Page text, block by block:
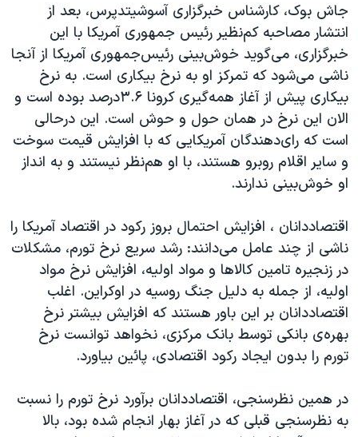
جاش بوک، کارشناس خبرگزاری آسوشیتدپرس، بعد از
انتشار مصاحبه کم‌نظیر رئیس جمهوری آمریکا با این
خبرگزاری، می‌گوید خوش‌بینی‌ رئیس‌جمهوری آمریکا از آنجا
ناشی می‌شود که تمرکز او به نرخ بیکاری است. به نرخ
بیکاری پیش از آغاز همه‌گیری کرونا ۳.۶درصد بوده است و
الان این نرخ در همان حول و حوش است. این درحالی
است که رای‌دهندگان آمریکایی که با افزایش قیمت‌ سوخت
و سایر اقلام روبرو هستند، با او هم‌نظر نیستند و به انداز
او خوش‌بینی ندارند.
اقتصاددانان ، افزایش احتمال بروز رکود در اقتصاد آمریکا را
ناشی از چند عامل می‌دانند: رشد سریع نرخ تورم، مشکلات
در زنجیره‌ تامین کالاها و مواد اولیه، افزایش نرخ مواد
اولیه، از جمله به دلیل جنگ روسیه در اوکراین. اغلب
اقتصاددانان بر این باور هستند که افزایش بیشتر نرخ
بهره‌ی بانکی توسط بانک مرکزی، نخواهد توانست نرخ
تورم را بدون ایجاد رکود اقتصادی، پائین بیاورد.
در همین نظرسنجی، اقتصاددانان برآورد نرخ تورم را نسبت
به نظرسنجی قبلی که در آغاز بهار انجام شده بود، بالا